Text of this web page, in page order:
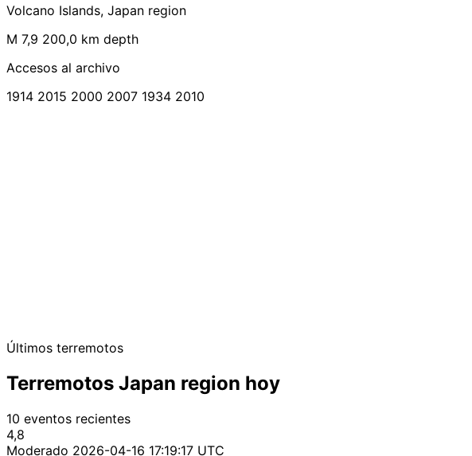
Volcano Islands, Japan region
M 7,9 200,0 km depth
Accesos al archivo
1914 2015 2000 2007 1934 2010
Últimos terremotos
Terremotos Japan region hoy
10 eventos recientes
4,8
Moderado 2026-04-16 17:19:17 UTC